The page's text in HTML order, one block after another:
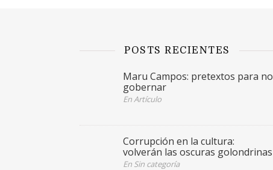
POSTS RECIENTES
Maru Campos: pretextos para no
gobernar
En Artículo
Corrupción en la cultura:
volverán las oscuras golondrinas
En Sin categoría